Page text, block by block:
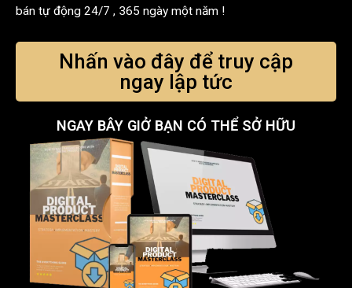
bán tự động 24/7 , 365 ngày một năm !
Nhấn vào đây để truy cập
ngay lập tức
NGAY BÂY GIỞ BẠN CÓ THỂ SỞ HỮU